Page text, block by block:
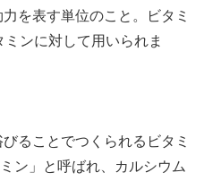
を表す単位のこと。ビタミ
ンに対して用いられま
ることでつくられるビタミ
ン」と呼ばれ、カルシウム